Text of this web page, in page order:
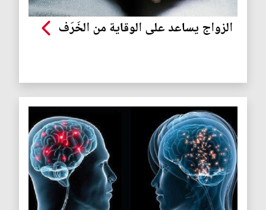
الزواج يساعد على الوقاية من الخَرَف